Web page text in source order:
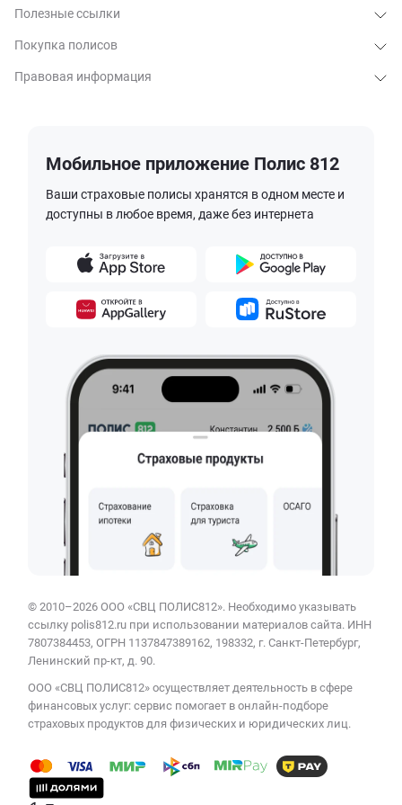
Полезные ссылки
Покупка полисов
Правовая информация
Мобильное приложение Полис 812
Ваши страховые полисы хранятся в одном месте и
доступны в любое время, даже без интернета
© 2010–2026 ООО «СВЦ ПОЛИС812». Необходимо указывать
ссылку polis812.ru при использовании материалов сайта. ИНН
7807384453, ОГРН 1137847389162, 198332, г. Санкт-Петербург,
Ленинский пр-кт, д. 90.
ООО «СВЦ ПОЛИС812» осуществляет деятельность в сфере
финансовых услуг: сервис помогает в онлайн-подборе
страховых продуктов для физических и юридических лиц.